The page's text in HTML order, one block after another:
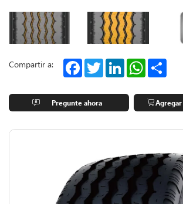
Compartir a: FacebookTwitterLinkedInWhatsApp
Pregunte ahora Agregar